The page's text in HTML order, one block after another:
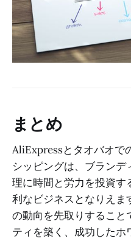
まとめ
AliExpressとタオバオで
シッピングは、ブラン
理に時間と労力を投資
利なビジネスとなりえ
の動向を先取りするこ
ティを築く、成功した